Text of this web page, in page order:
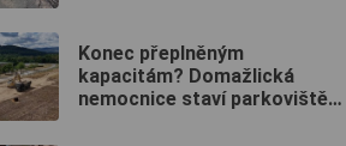
Konec přeplněným
kapacitám? Domažlická
nemocnice staví parkoviště